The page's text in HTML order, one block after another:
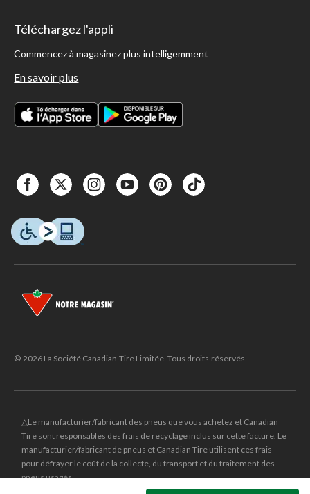
Téléchargez l'appli
Commencez à magasinez plus intelligemment
En savoir plus
© 2026 La Société Canadian Tire Limitée. Tous droits réservés.
△Le manufacturier/fabricant des pneus que vous achetez et Canadian
Tire sont responsables des frais de recyclage inclus sur cette facture. Le
manufacturier/fabricant de pneus et Canadian Tire utilisent ces frais
pour défrayer le coût de la collecte, du transport et du traitement des
pneus usagés.